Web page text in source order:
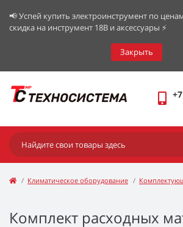
📢 Успей купить электроинструмент по
скидка на инструмент 18В и аксессуары ⚡️
Закрыть
Климатическое оборудование
Комплект расходных